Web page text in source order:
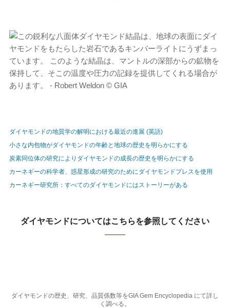
ダイヤモンドの地質学の解明における最近の進展 (英語)
小さな内包物がダイヤモンドの年齢と地球の歴史を明らかにする
炭素同位体の研究によりダイヤモンドの成長の歴史を明らかにする
カーネギーの科学者、惑星形成の研究のためにダイヤモンドプレスを使用
カーネギー研究所：すべてのダイヤモンドにはストーリーがある
ダイヤモンドについてはこちらを参照してください
ダイヤモンドの歴史、研究、品質係数等をGIA Gem Encyclopedia にて詳し
く調べる。